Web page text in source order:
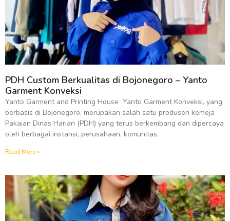
PDH Custom Berkualitas di Bojonegoro – Yanto
Garment Konveksi
Yanto Garment and Printing House Yanto Garment Konveksi, yang
berbasis di Bojonegoro, merupakan salah satu produsen kemeja
Pakaian Dinas Harian (PDH) yang terus berkembang dan dipercaya
oleh berbagai instansi, perusahaan, komunitas,
Read More »